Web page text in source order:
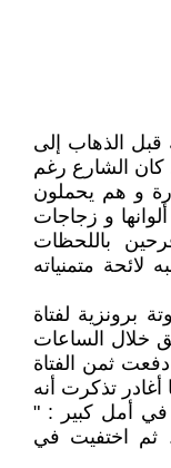
الذهاب إلى
كان الشارع رغم
و هم يحملون
و زجاجات
باللحظات
لائحة متمنياته
برونزية لفتاة
خلال الساعات
دفعت ثمن الفتاة
تذكرت أنه
في أمل كبير : "
ثم اختفيت في